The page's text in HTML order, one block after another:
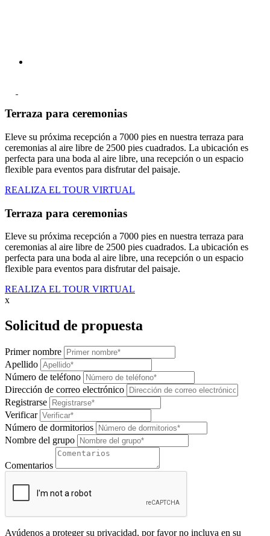
Terraza para ceremonias
Eleve su próxima recepción a 7000 pies en nuestra terraza para
ceremonias al aire libre de 2500 pies cuadrados. La ubicación es
perfecta para una boda al aire libre, una recepción o un espacio
flexible para eventos para disfrutar del paisaje.
REALIZA EL TOUR VIRTUAL
Terraza para ceremonias
Eleve su próxima recepción a 7000 pies en nuestra terraza para
ceremonias al aire libre de 2500 pies cuadrados. La ubicación es
perfecta para una boda al aire libre, una recepción o un espacio
flexible para eventos para disfrutar del paisaje.
REALIZA EL TOUR VIRTUAL
x
Solicitud de propuesta
Primer nombre
Apellido
Número de teléfono
Dirección de correo electrónico
Registrarse
Verificar
Número de dormitorios
Nombre del grupo
Comentarios
Ayúdenos a proteger su privacidad, por favor no incluya en su